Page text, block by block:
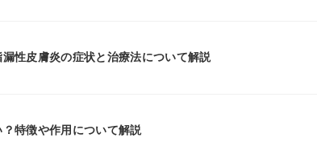
性皮膚炎の症状と治療法について解説
特徴や作用について解説